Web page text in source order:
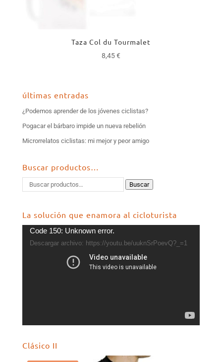
Taza Col du Tourmalet
8,45€
últimas entradas
¿Podemos aprender de los jóvenes ciclistas?
Pogacar el bárbaro impide un nueva rebelión
Microrrelatos ciclistas: mi mejor y peor amigo
Buscar productos…
Buscar
La solución que enamora al cicloturista
Reproductor
Code 150: Unknown error.
Descargar archivo: https://youtu.be/uuknSrPoevQ?_=1
Clásico II